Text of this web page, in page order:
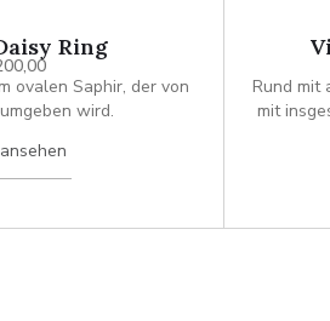
Ring
ovalen Saphir, der von
wird.
Rund mit
mit